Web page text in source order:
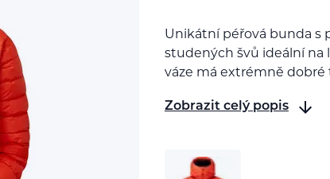
Unikátní péřová bunda s
studených švů ideální na
váze má extrémně dobré
Zobrazit celý popis